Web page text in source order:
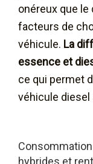
onéreux que
facteurs de
véhicule. La
essence et
ce qui permet
véhicule diesel
hybrides et